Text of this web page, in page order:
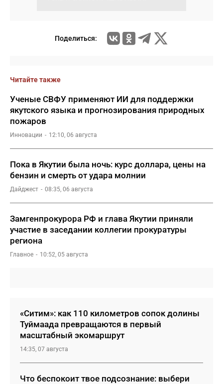
Поделиться:
Читайте также
Ученые СВФУ применяют ИИ для поддержки
якутского языка и прогнозирования природных
пожаров
Инновации 12:10, 06 августа
Пока в Якутии была ночь: курс доллара, цены на
бензин и смерть от удара молнии
Дайджест 08:35, 06 августа
Замгенпрокурора РФ и глава Якутии приняли
участие в заседании коллегии прокуратуры
региона
Главное 10:52, 05 августа
«Ситим»: как 110 километров сопок долины
Туймаада превращаются в первый
масштабный экомаршрут
14:35, 07 августа
Что беспокоит твое подсознание: выбери